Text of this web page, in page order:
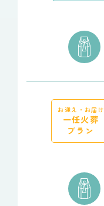
お迎え・お届け
一任火葬
プラン